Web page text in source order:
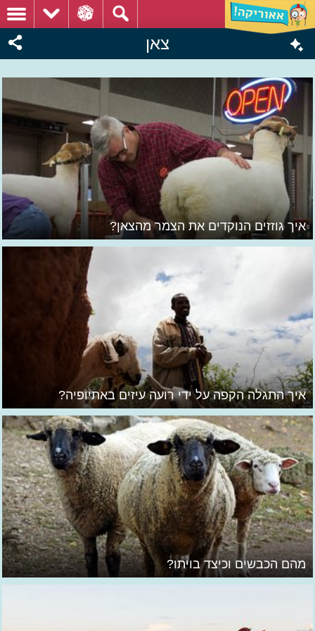
צאן
איך גוזזים הנוקדים את הצמר מהצאן?
איך התגלה הקפה על ידי רועה עיזים באתיופיה?
מהם הכבשים וכיצד בויתו?